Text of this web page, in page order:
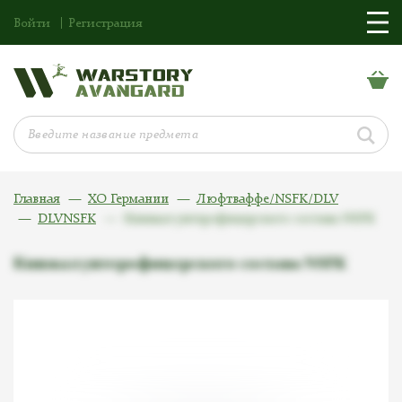
Войти Регистрация
Главная ХО Германии
Люфтваффе/NSFK/DLV
DLVNSFK
Кинжал унтерофицерского состава NSFK